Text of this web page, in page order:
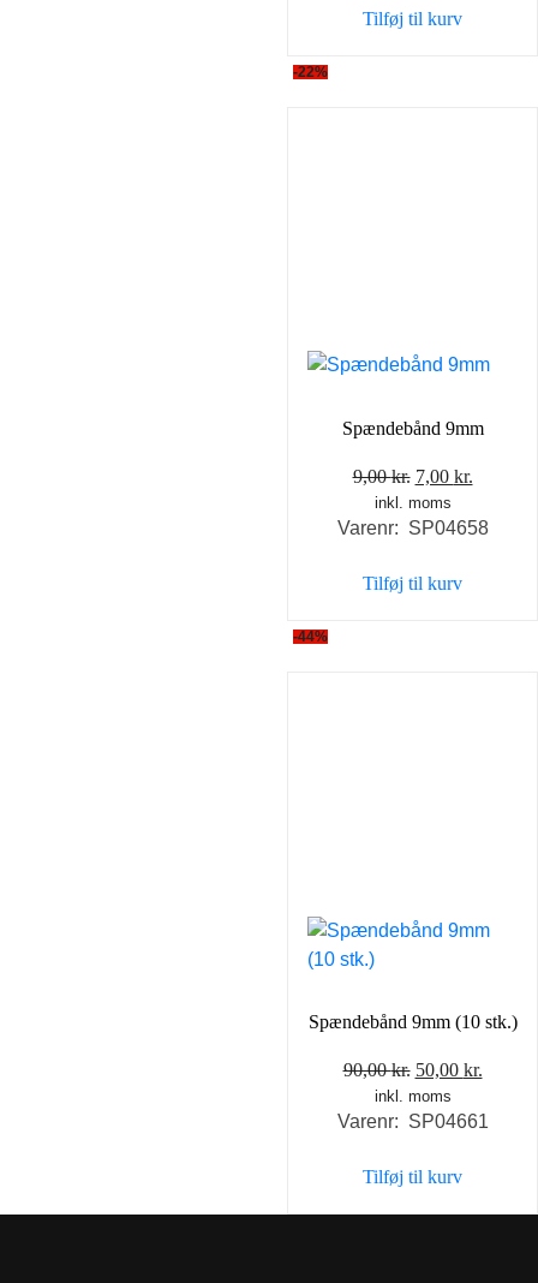
80,00 kr..
Tilføj til kurv
-22%
Spændebånd 9mm
9,00kr. Den
oprindelige
pris
9,00 kr..
7,00 kr.
pris
inkl. moms
Varenr: SP04658
Tilføj til kurv
-44%
Spændebånd 9mm (10 stk.)
90,00kr. Den
oprindelige
pris
90,00 kr..
50,00 kr.Den
pris
inkl. moms
Varenr: SP04661
Tilføj til kurv